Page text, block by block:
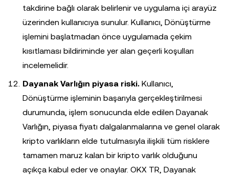
takdirine bağlı olarak belirlenir ve uygulama içi arayüz
üzerinden kullanıcıya sunulur. Kullanıcı, Dönüştürme
işlemini başlatmadan önce uygulamada çekim
kısıtlaması bildiriminde yer alan geçerli koşulları
incelemelidir.
Dayanak Varlığın piyasa riski. Kullanıcı,
Dönüştürme işleminin başarıyla gerçekleştirilmesi
durumunda, işlem sonucunda elde edilen Dayanak
Varlığın, piyasa fiyatı dalgalanmalarına ve genel olarak
kripto varlıkların elde tutulmasıyla ilişkili tüm risklere
tamamen maruz kalan bir kripto varlık olduğunu
açıkça kabul eder ve onaylar. OKX TR, Dayanak